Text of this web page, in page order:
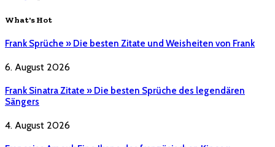
What's Hot
Frank Sprüche » Die besten Zitate und Weisheiten von Frank
6. August 2026
Frank Sinatra Zitate » Die besten Sprüche des legendären
Sängers
4. August 2026